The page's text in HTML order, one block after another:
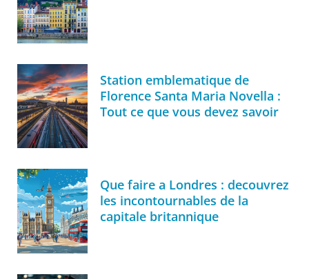
Station emblematique de
Florence Santa Maria Novella :
Tout ce que vous devez savoir
Que faire a Londres : decouvrez
les incontournables de la
capitale britannique